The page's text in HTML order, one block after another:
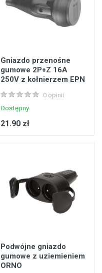
Gniazdo przenośne
gumowe 2P+Z 16A
250V z kołnierzem EPN
0 opinii
Dostępny
21.90 zł
Podwójne gniazdo
gumowe z uziemieniem
ORNO